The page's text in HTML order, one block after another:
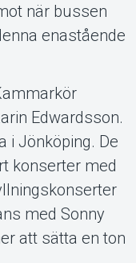
när bussen
enastående
Edwardsson.
i Jönköping. De
konserter med
med Sonny
att sätta en ton